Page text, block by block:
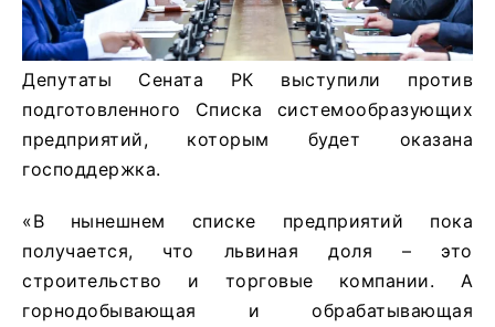
Депутаты Сената РК выступили против
подготовленного Списка системообразующих
предприятий, которым будет оказана
господдержка.
«В нынешнем списке предприятий пока
получается, что львиная доля – это
строительство и торговые компании. А
горнодобывающая и обрабатывающая